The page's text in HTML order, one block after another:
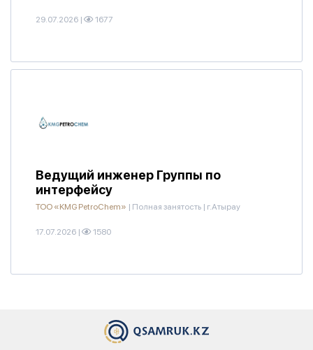
29.07.2026 | 1677
Ведущий инженер Группы по
интерфейсу
ТОО «KMG PetroChem» | Полная занятость | г.Атырау
17.07.2026 | 1580